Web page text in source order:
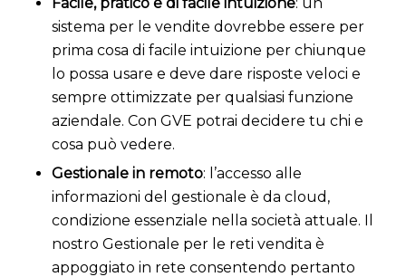
sistema per le vendite dovrebbe essere per
prima cosa di facile intuizione per chiunque
lo possa usare e deve dare risposte veloci e
sempre ottimizzate per qualsiasi funzione
aziendale. Con GVE potrai decidere tu chi e
cosa può vedere.
Gestionale in remoto: l’accesso alle
informazioni del gestionale è da cloud,
condizione essenziale nella società attuale. Il
nostro Gestionale per le reti vendita è
appoggiato in rete consentendo pertanto